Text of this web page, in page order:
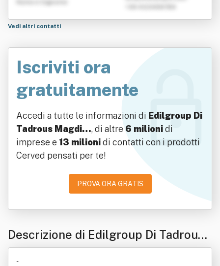
Nome e Cognome
Vedi altri contatti
Iscriviti ora
gratuitamente
Accedi a tutte le informazioni di Edilgroup Di
Tadrous Magdi…, di altre 6 milionidi
imprese e 13 milionidi contatti con i prodotti
Cerved pensati per te!
PROVA ORA GRATIS
Descrizione di Edilgroup Di Tadrous
Magdi Saleh Sapet
-